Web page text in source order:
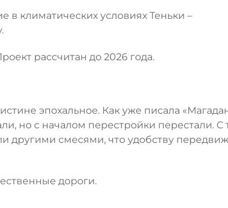
в климатических условиях Теньки –
рассчитан до 2026 года.
эпохальное. Как уже писала
но с началом перестройки перестали. С
другими смесями, что удобству
дороги.